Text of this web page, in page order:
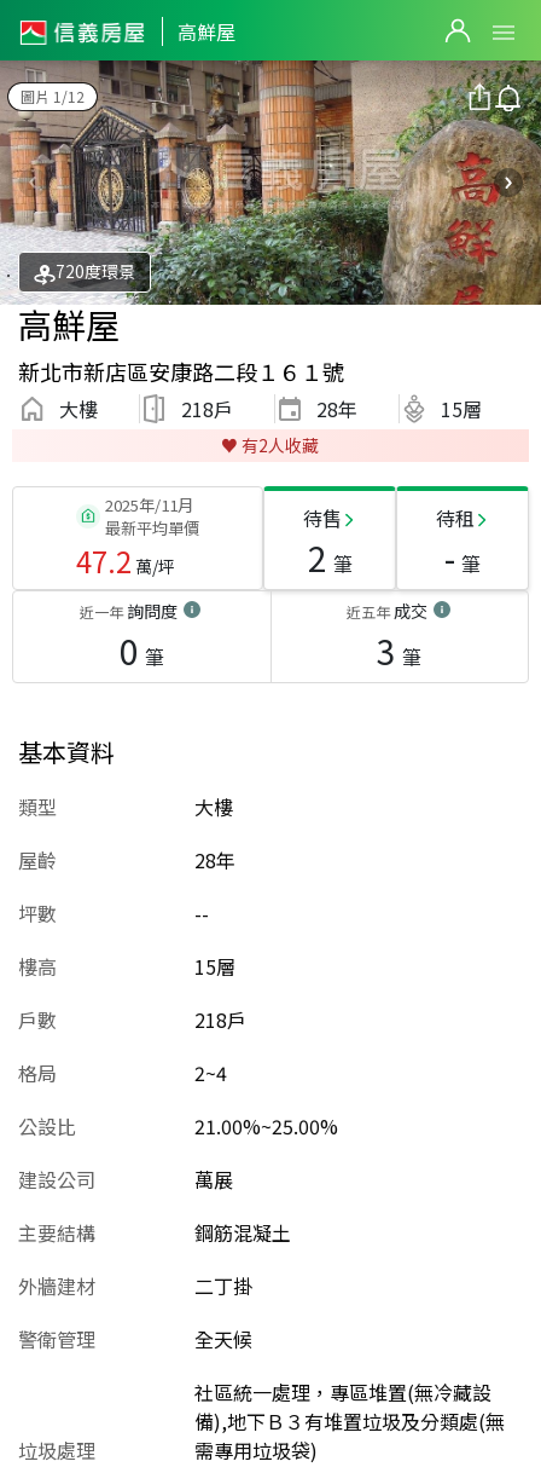
高鮮屋
圖片 1/12
720度環景
高鮮屋
新北市新店區安康路二段１６１號
大樓 218戶 28年 15層
♥️ 有2人收藏
2025年/11月
最新平均單價
47.2 萬/坪
待售
2 筆
待租
- 筆
近一年詢問度
0 筆
近五年成交
3 筆
基本資料
類型
大樓
屋齡
28年
坪數
--
樓高
15層
戶數
218戶
格局
2~4
公設比
21.00%~25.00%
建設公司
萬展
主要結構
鋼筋混凝土
外牆建材
二丁掛
警衛管理
全天候
垃圾處理
社區統一處理，專區堆置(無冷藏設
備),地下Ｂ３有堆置垃圾及分類處(無
需專用垃圾袋)